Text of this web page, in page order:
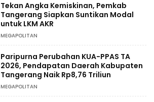
Tekan Angka Kemiskinan, Pemkab
Tangerang Siapkan Suntikan Modal
untuk LKM AKR
MEGAPOLITAN
Paripurna Perubahan KUA-PPAS TA
2026, Pendapatan Daerah Kabupaten
Tangerang Naik Rp8,76 Triliun
MEGAPOLITAN